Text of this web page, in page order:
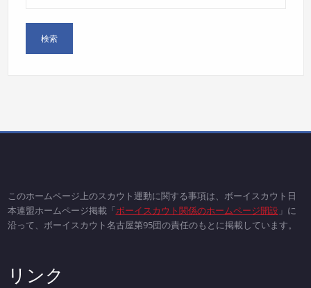
このホームページ上のスカウト運動に関する事項は、ボーイスカウト日
本連盟ホームページ掲載「ボーイスカウト関係のホームページ開設」に
沿って、ボーイスカウト名古屋第95団の責任のもとに掲載しています。
リンク